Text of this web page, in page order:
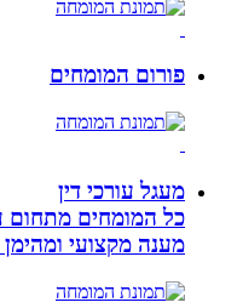
פורום המומחים
מעגל עורכי דין
כל המומחים מתחום
מענה מקצועי ומהימן